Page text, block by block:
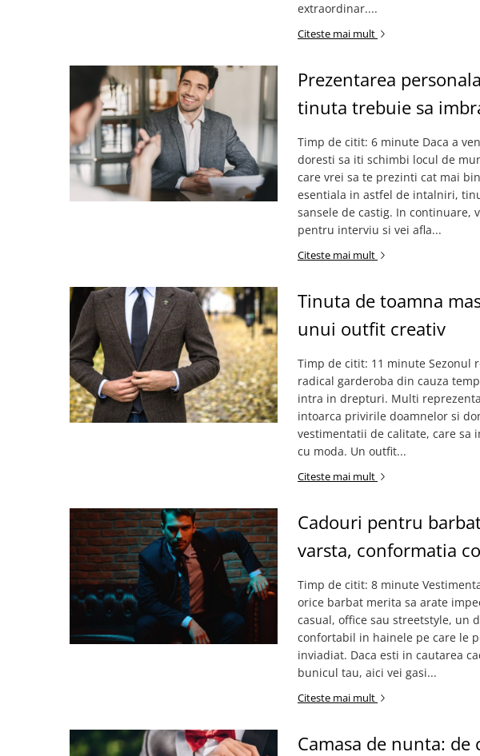
extraordinar....
Citeste mai mult
Prezentarea
tinuta trebuie sa
Timp de citit: 6 minute Daca a
doresti sa iti schimbi locul de
care vrei sa te prezinti cat mai
esentiala in astfel de intalniri,
sansele de castig. In continuare,
pentru interviu si vei afla...
Citeste mai mult
Tinuta de toamna
unui outfit creativ
Timp de citit: 11 minute Sezonul
radical garderoba din cauza
intra in drepturi. Multi
intoarca privirile doamnelor si
vestimentatii de calitate, care sa
cu moda. Un outfit...
Citeste mai mult
Cadouri pentru
varsta, conformatia
Timp de citit: 8 minute
orice barbat merita sa arate
casual, office sau streetstyle, un
confortabil in hainele pe care le
inviadiat. Daca esti in cautarea
bunicul tau, aici vei gasi...
Citeste mai mult
Camasa de nunta: